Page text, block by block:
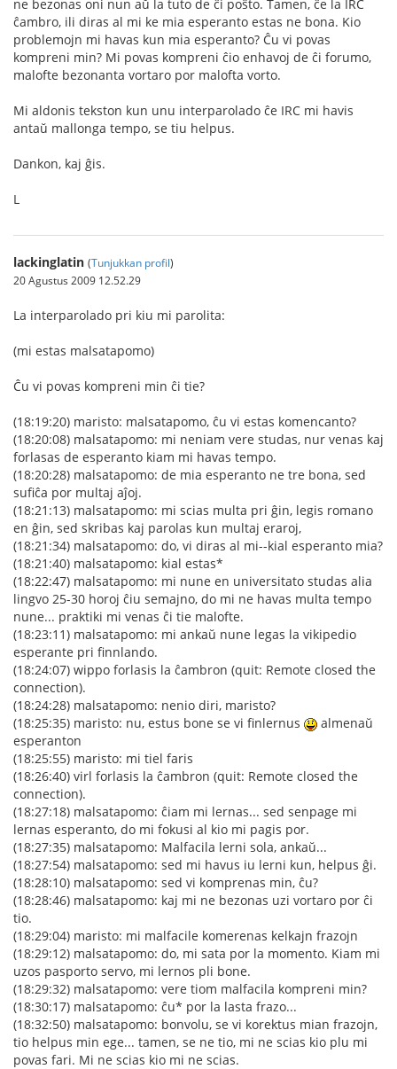
ne bezonas oni nun aŭ la tuto de ĉi poŝto. Tamen, ĉe la IRC
ĉambro, ili diras al mi ke mia esperanto estas ne bona. Kio
problemojn mi havas kun mia esperanto? Ĉu vi povas
kompreni min? Mi povas kompreni ĉio enhavoj de ĉi forumo,
malofte bezonanta vortaro por malofta vorto.
Mi aldonis tekston kun unu interparolado ĉe IRC mi havis
antaŭ mallonga tempo, se tiu helpus.
Dankon, kaj ĝis.
L
lackinglatin (Tunjukkan profil)
20 Agustus 2009 12.52.29
La interparolado pri kiu mi parolita:
(mi estas malsatapomo)
Ĉu vi povas kompreni min ĉi tie?
(18:19:20) maristo: malsatapomo, ĉu vi estas komencanto?
(18:20:08) malsatapomo: mi neniam vere studas, nur venas kaj
forlasas de esperanto kiam mi havas tempo.
(18:20:28) malsatapomo: de mia esperanto ne tre bona, sed
sufiĉa por multaj aĵoj.
(18:21:13) malsatapomo: mi scias multa pri ĝin, legis romano
en ĝin, sed skribas kaj parolas kun multaj eraroj,
(18:21:34) malsatapomo: do, vi diras al mi--kial esperanto mia?
(18:21:40) malsatapomo: kial estas*
(18:22:47) malsatapomo: mi nune en universitato studas alia
lingvo 25-30 horoj ĉiu semajno, do mi ne havas multa tempo
nune... praktiki mi venas ĉi tie malofte.
(18:23:11) malsatapomo: mi ankaŭ nune legas la vikipedio
esperante pri finnlando.
(18:24:07) wippo forlasis la ĉambron (quit: Remote closed the
connection).
(18:24:28) malsatapomo: nenio diri, maristo?
(18:25:35) maristo: nu, estus bone se vi finlernus
almenaŭ
esperanton
(18:25:55) maristo: mi tiel faris
(18:26:40) virl forlasis la ĉambron (quit: Remote closed the
connection).
(18:27:18) malsatapomo: ĉiam mi lernas... sed senpage mi
lernas esperanto, do mi fokusi al kio mi pagis por.
(18:27:35) malsatapomo: Malfacila lerni sola, ankaŭ...
(18:27:54) malsatapomo: sed mi havus iu lerni kun, helpus ĝi.
(18:28:10) malsatapomo: sed vi komprenas min, ĉu?
(18:28:46) malsatapomo: kaj mi ne bezonas uzi vortaro por ĉi
tio.
(18:29:04) maristo: mi malfacile komerenas kelkajn frazojn
(18:29:12) malsatapomo: do, mi sata por la momento. Kiam mi
uzos pasporto servo, mi lernos pli bone.
(18:29:32) malsatapomo: vere tiom malfacila kompreni min?
(18:30:17) malsatapomo: ĉu* por la lasta frazo...
(18:32:50) malsatapomo: bonvolu, se vi korektus mian frazojn,
tio helpus min ege... tamen, se ne tio, mi ne scias kio plu mi
povas fari. Mi ne scias kio mi ne scias.